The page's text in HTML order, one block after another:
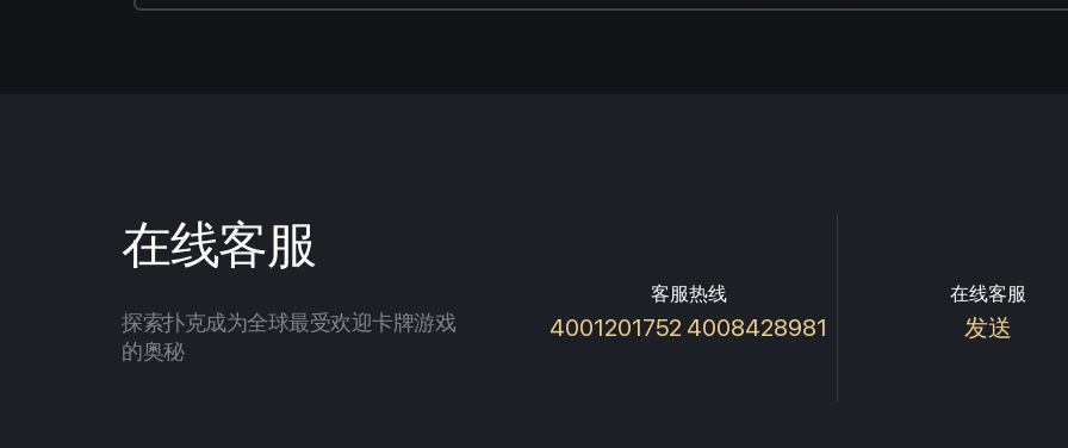
在线客服
探索扑克成为全球最受欢迎卡牌游戏
的奥秘
客服热线
4001201752 4008428981
在线客服
发送